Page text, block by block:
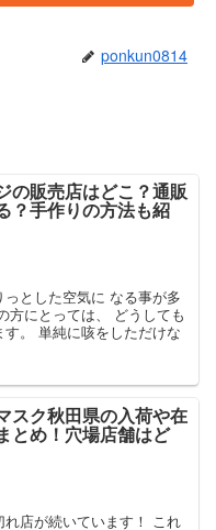
ponkun0814
の販売店はどこ？通販
？手作りの方法も紹
とした空気に なる事が多
方にとっては、 どうしても
。 単純に咳をしただけな
スク秋田県の入荷や在
とめ！穴場店舗はど
店が続いています！ これ